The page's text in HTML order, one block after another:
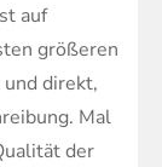
auf
größeren
direkt,
Mal
der